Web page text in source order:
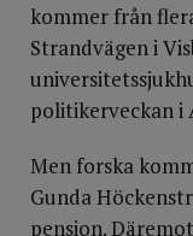
kommer från
Strandvägen i
politikerveckan i
Men forska
Gunda
pension.